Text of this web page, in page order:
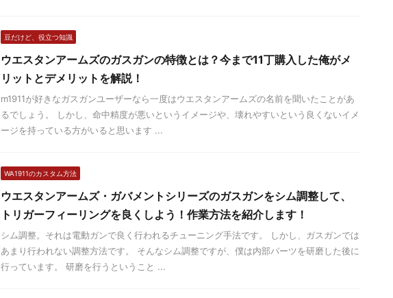
豆だけど、役立つ知識
ウエスタンアームズのガスガンの特徴とは？今まで11丁購入した俺がメ
リットとデメリットを解説！
m1911が好きなガスガンユーザーなら一度はウエスタンアームズの名前を聞いたことがあ
るでしょう。 しかし、命中精度が悪いというイメージや、壊れやすいという良くないイメ
ージを持っている方がいると思います ...
WA1911のカスタム方法
ウエスタンアームズ・ガバメントシリーズのガスガンをシム調整して、
トリガーフィーリングを良くしよう！作業方法を紹介します！
シム調整。それは電動ガンで良く行われるチューニング手法です。 しかし、ガスガンでは
あまり行われない調整方法です。 そんなシム調整ですが、僕は内部パーツを研磨した後に
行っています。 研磨を行うということ ...